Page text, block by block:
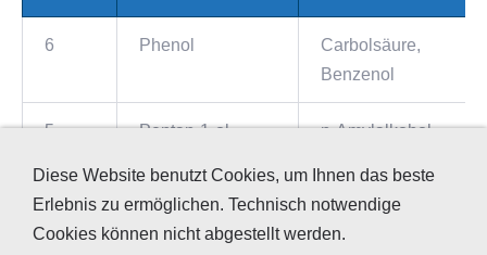
6 Phenol
Carbolsäure,
Benzenol
5 Pentan-1-ol n-Amylalkohol
6 Hexan-1-ol
5 Cyclopentanol
Diese Website benutzt Cookies, um Ihnen das beste
Erlebnis zu ermöglichen. Technisch notwendige
Cookies können nicht abgestellt werden.